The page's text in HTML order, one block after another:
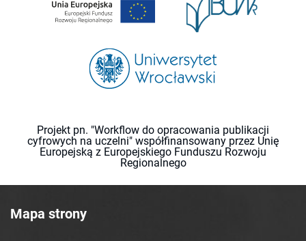
Projekt pn. "Workflow do opracowania publikacji
cyfrowych na uczelni" współfinansowany przez Unię
Europejską z Europejskiego Funduszu Rozwoju
Regionalnego
Mapa strony